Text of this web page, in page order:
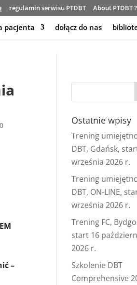
regulamin serwisu PTDBT About PTDBT
pacjenta dołącz do nas
0
–
Ostatnie wpisy
Trening
DBT, Gdańsk,
września 2026 r.
Trening
DBT, ON-LINE,
września 2026 r.
Trening FC,
start 16
2026 r.
Szkolenie DBT
Comprehensive